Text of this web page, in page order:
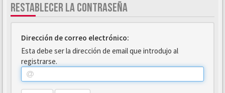
RESTABLECER LA CONTRASEÑA
Dirección de correo electrónico:
Esta debe ser la dirección de email que introdujo al
registrarse.